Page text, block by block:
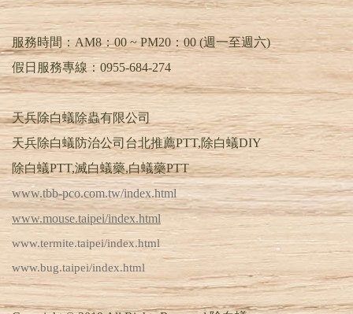
服務時間：AM8：00 ~ PM20：00 (週一至週六)
假日服務專線：0955-684-274
天兵除白蟻除蟲有限公司
天兵除白蟻防治公司台北推薦PTT,除白蟻DIY
除白蟻PTT,滅白蟻藥,白蟻藥PTT
www.tbb-pco.com.tw/index.html
www.mouse.taipei/index.html
www.termite.taipei/index.html
www.bug.taipei/index.html